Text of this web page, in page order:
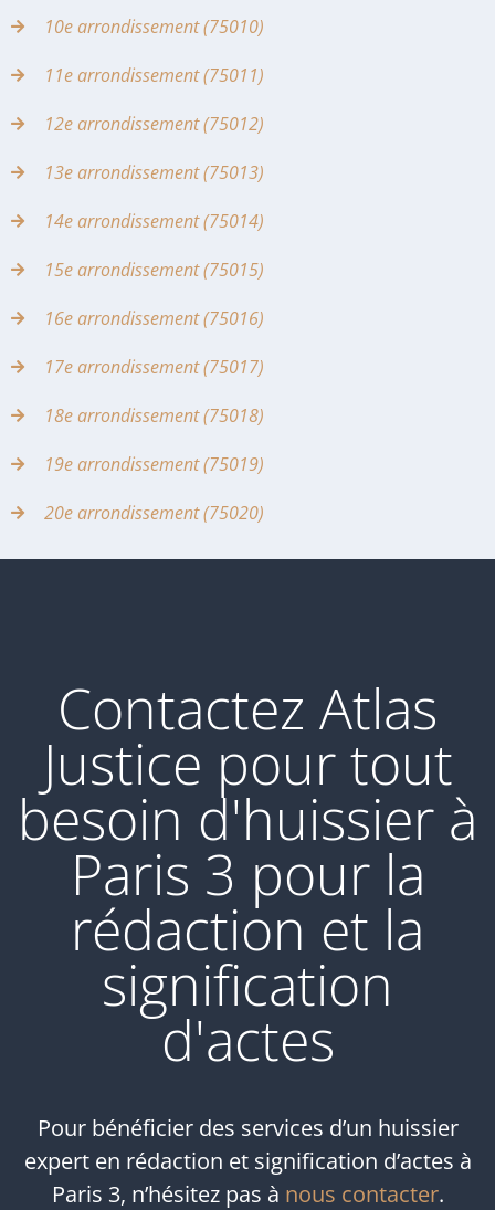
10e arrondissement (75010)
11e arrondissement (75011)
12e arrondissement (75012)
13e arrondissement (75013)
14e arrondissement (75014)
15e arrondissement (75015)
16e arrondissement (75016)
17e arrondissement (75017)
18e arrondissement (75018)
19e arrondissement (75019)
20e arrondissement (75020)
Contactez Atlas
Justice pour tout
besoin d'huissier à
Paris 3 pour la
rédaction et la
signification
d'actes
Pour bénéficier des services d’un huissier
expert en rédaction et signification d’actes à
Paris 3, n’hésitez pas à nous contacter.